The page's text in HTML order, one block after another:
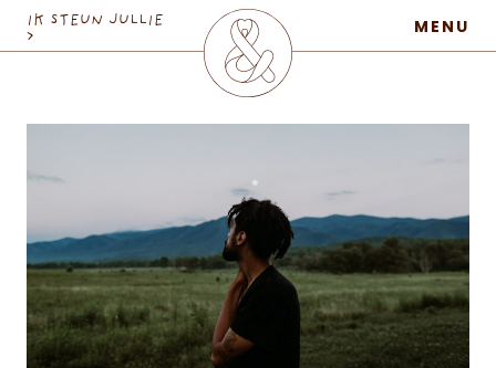
MaatschapWij
MENU
IK STEUN JULLIE
>